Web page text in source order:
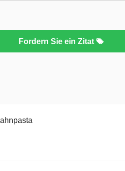
Fordern Sie ein Zitat